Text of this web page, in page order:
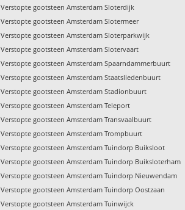
Verstopte gootsteen Amsterdam Sloterdijk
Verstopte gootsteen Amsterdam Slotermeer
Verstopte gootsteen Amsterdam Sloterparkwijk
Verstopte gootsteen Amsterdam Slotervaart
Verstopte gootsteen Amsterdam Spaarndammerbuurt
Verstopte gootsteen Amsterdam Staatsliedenbuurt
Verstopte gootsteen Amsterdam Stadionbuurt
Verstopte gootsteen Amsterdam Teleport
Verstopte gootsteen Amsterdam Transvaalbuurt
Verstopte gootsteen Amsterdam Trompbuurt
Verstopte gootsteen Amsterdam Tuindorp Buiksloot
Verstopte gootsteen Amsterdam Tuindorp Buiksloterham
Verstopte gootsteen Amsterdam Tuindorp Nieuwendam
Verstopte gootsteen Amsterdam Tuindorp Oostzaan
Verstopte gootsteen Amsterdam Tuinwijck